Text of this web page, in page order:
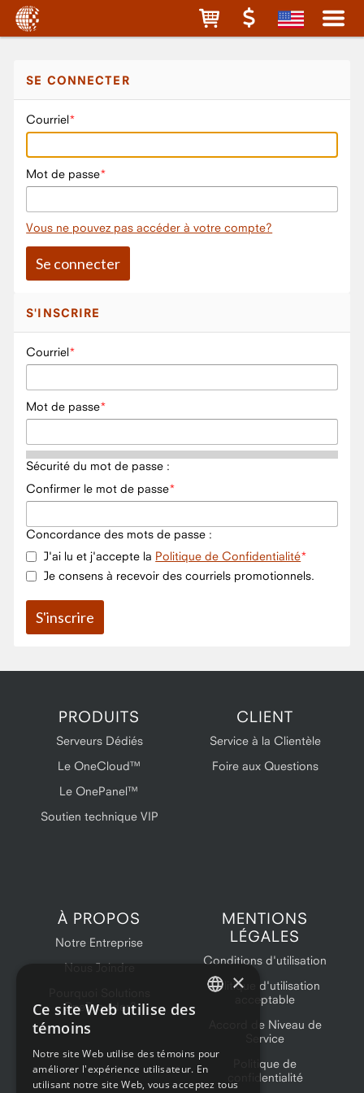
SE CONNECTER
Courriel
Mot de passe
Vous ne pouvez pas accéder à votre compte?
S'INSCRIRE
Courriel
Mot de passe
Sécurité du mot de passe :
Confirmer le mot de passe
Concordance des mots de passe :
J'ai lu et j'accepte la Politique de Confidentialité
Je consens à recevoir des courriels promotionnels.
PRODUITS
Serveurs Dédiés
Le OneCloud™
Le OnePanel™
Soutien technique VIP
CLIENT
Service à la Clientèle
Foire aux Questions
À PROPOS
Notre Entreprise
Nous Joindre
OneProvider?
MENTIONS
LÉGALES
Conditions d'utilisation
Politique d'utilisation
acceptable
Accord de Niveau de
Service
Politique de
confidentialité
×
Ce site Web utilise des
témoins
Notre site Web utilise des témoins pour
améliorer l'expérience utilisateur. En
utilisant notre site Web, vous acceptez tous